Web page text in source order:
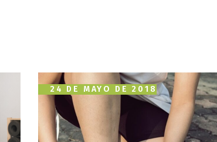
24 DE MAYO DE 2018